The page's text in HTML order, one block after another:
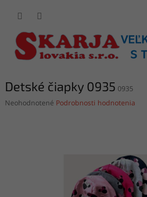
Detské čiapky 0935 0935
Priemerné
Neohodnotené Podrobnosti hodnotenia